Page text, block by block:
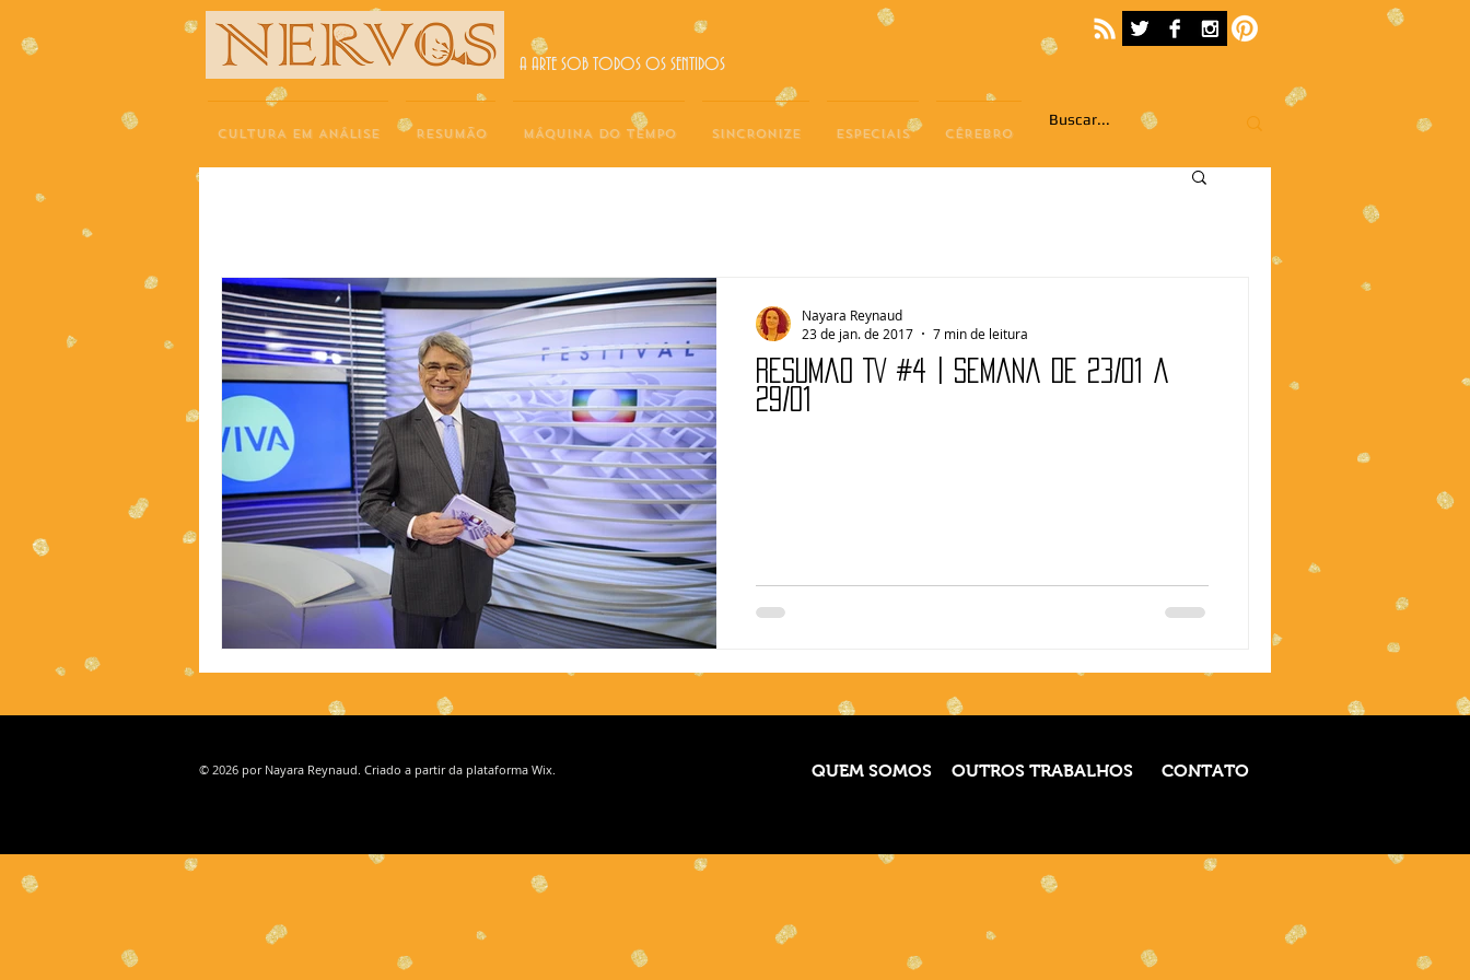
NERVOS A ARTE SOB TODOS OS SENTIDOS
CULTURA EM ANÁLISE RESUMÃO MÁQUINA DO TEMPO SINCRONIZE ESPECIAIS CÉREBRO
Resumão TV #4 | Semana de 23/01 a
29/01
Nayara Reynaud
23 de jan. de 2017
7 min de leitura
© 2026 por Nayara Reynaud. Criado a partir da plataforma Wix. QUEM SOMOS OUTROS TRABALHOS CONTATO